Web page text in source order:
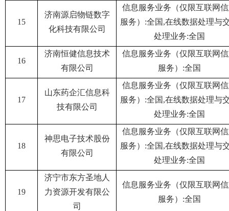
15
济南源启物链数字
化科技有限公司
信息服务业务（仅限互联网
服务）:全国,在线数据处理与
处理业务:全国
16
济南恒健信息技术
有限公司
信息服务业务（仅限互联网
服务）:全国
17
山东药企汇信息科
技有限公司
信息服务业务（仅限互联网
服务）:全国,在线数据处理与
处理业务:全国
18
神思电子技术股份
有限公司
信息服务业务（仅限互联网
服务）:全国,在线数据处理与
处理业务:全国
19
济宁市东方圣地人
力资源开发有限公
司
信息服务业务（仅限互联网
服务）:全国